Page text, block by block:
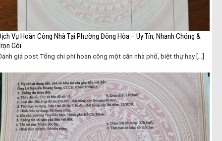
Vụ Hoàn Công Nhà Tại Phường Đông Hòa – Uy Tín, Nhanh Chóng &
Gói
giá post Tổng chi phí hoàn công một căn nhà phố, biệt thự hay [...]